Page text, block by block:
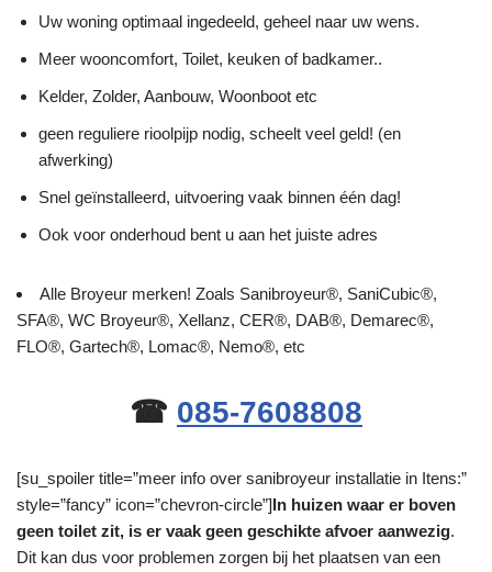
Uw woning optimaal ingedeeld, geheel naar uw wens.
Meer wooncomfort, Toilet, keuken of badkamer..
Kelder, Zolder, Aanbouw, Woonboot etc
geen reguliere rioolpijp nodig, scheelt veel geld! (en
afwerking)
Snel geïnstalleerd, uitvoering vaak binnen één dag!
Ook voor onderhoud bent u aan het juiste adres
Alle Broyeur merken! Zoals Sanibroyeur®, SaniCubic®,
SFA®, WC Broyeur®, Xellanz, CER®, DAB®, Demarec®,
FLO®, Gartech®, Lomac®, Nemo®, etc
☎ 085-7608808
[su_spoiler title=”meer info over sanibroyeur installatie in Itens:”
style=”fancy” icon=”chevron-circle”]In huizen waar er boven
geen toilet zit, is er vaak geen geschikte afvoer aanwezig.
Dit kan dus voor problemen zorgen bij het plaatsen van een